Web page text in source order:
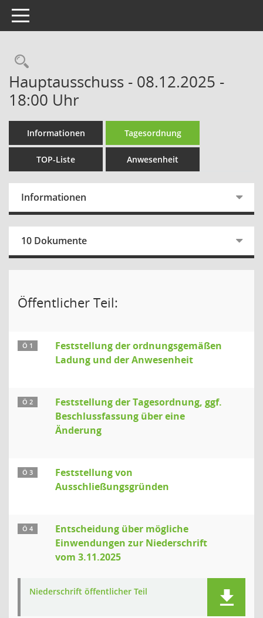
Toggle navigation
Rechercheauswahl
Hauptausschuss - 08.12.2025 -
18:00 Uhr
Informationen Tagesordnung
TOP-Liste Anwesenheit
Informationen
10 Dokumente
Öffentlicher Teil:
Ö 1
Feststellung der ordnungsgemäßen
Ladung und der Anwesenheit
Ö 2
Feststellung der Tagesordnung, ggf.
Beschlussfassung über eine
Änderung
Ö 3
Feststellung von
Ausschließungsgründen
Ö 4
Entscheidung über mögliche
Einwendungen zur Niederschrift
vom 3.11.2025
Niederschrift öffentlicher Teil